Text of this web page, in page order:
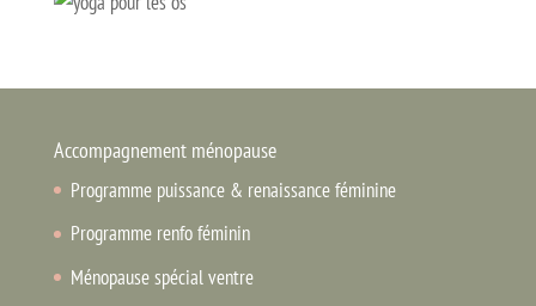
Accompagnement ménopause
Programme puissance & renaissance féminine
Programme renfo féminin
Ménopause spécial ventre